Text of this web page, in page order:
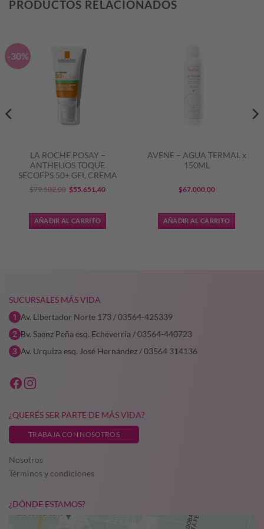
PRODUCTOS RELACIONADOS
-30%
LA ROCHE POSAY –
ANTHELIOS TOQUE
SECOFPS 50+ GEL CREMA
$79.502,00 El
original
era:
$55.651,40El
es:
AÑADIR AL CARRITO
AVENE – AGUA TERMAL x
150ML
$67.000,00
AÑADIR AL CARRITO
SUCURSALES MÁS VIDA
Av. Libertador Norte 173 / 03564-425339
Bv. Saenz Peña esq. Echeverría / 03564-440723
Av. Urquiza esq. José Hernández / 03564 314136
¿QUERÉS SER PARTE DE MÁS VIDA?
TRABAJA CON NOSOTROS
Nosotros
Términos y condiciones
¿DÓNDE ESTAMOS?